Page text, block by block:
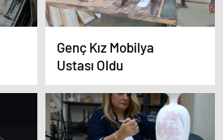
Genç Kız Mobilya
Ustası Oldu